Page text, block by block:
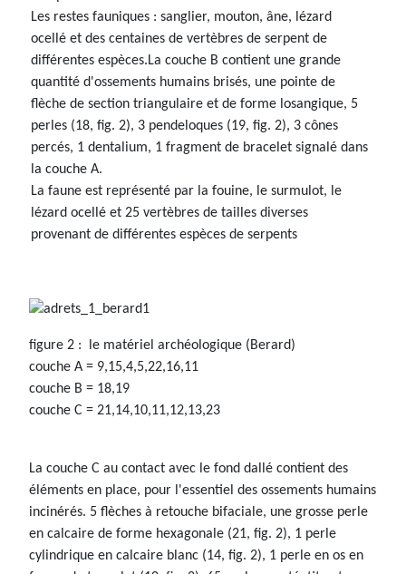
Les restes fauniques : sanglier, mouton, âne, lézard
ocellé et des centaines de vertèbres de serpent de
différentes espèces.La couche B contient une grande
quantité d'ossements humains brisés, une pointe de
flèche de section triangulaire et de forme losangique, 5
perles (18, fig. 2), 3 pendeloques (19, fig. 2), 3 cônes
percés, 1 dentalium, 1 fragment de bracelet signalé dans
la couche A.
La faune est représenté par la fouine, le surmulot, le
lézard ocellé et 25 vertèbres de tailles diverses
provenant de différentes espèces de serpents
figure 2 : le matériel archéologique (Berard)
couche A = 9,15,4,5,22,16,11
couche B = 18,19
couche C = 21,14,10,11,12,13,23
La couche C au contact avec le fond dallé contient des
éléments en place, pour l'essentiel des ossements humains
incinérés. 5 flèches à retouche bifaciale, une grosse perle
en calcaire de forme hexagonale (21, fig. 2), 1 perle
cylindrique en calcaire blanc (14, fig. 2), 1 perle en os en